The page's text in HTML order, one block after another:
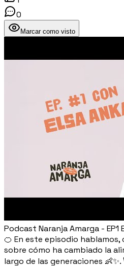
0
Marcar como visto
Podcast Naranja Amarga - EP1
🍊 En este episodio
sobre cómo ha cambiado la
largo de las generaciones